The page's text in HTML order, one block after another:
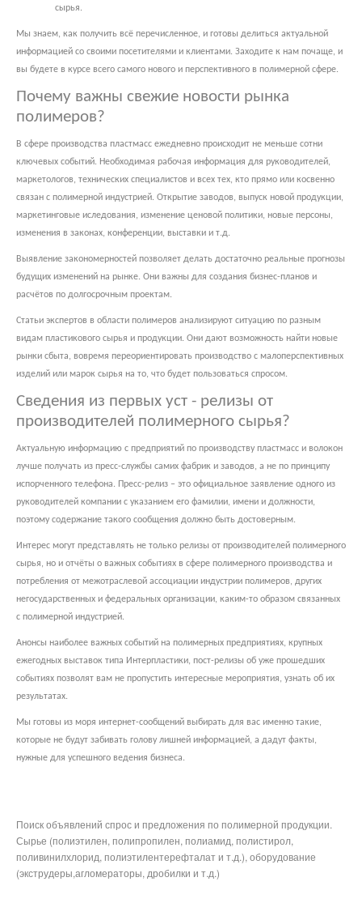
сырья.
Мы знаем, как получить всё перечисленное, и готовы делиться актуальной
информацией со своими посетителями и клиентами. Заходите к нам почаще, и
вы будете в курсе всего самого нового и перспективного в полимерной сфере.
Почему важны свежие новости рынка
полимеров?
В сфере производства пластмасс ежедневно происходит не меньше сотни
ключевых событий. Необходимая рабочая информация для руководителей,
маркетологов, технических специалистов и всех тех, кто прямо или косвенно
связан с полимерной индустрией. Открытие заводов, выпуск новой продукции,
маркетинговые иследования, изменение ценовой политики, новые персоны,
изменения в законах, конференции, выставки и т.д.
Выявление закономерностей позволяет делать достаточно реальные прогнозы
будущих изменений на рынке. Они важны для создания бизнес-планов и
расчётов по долгосрочным проектам.
Статьи экспертов в области полимеров анализируют ситуацию по разным
видам пластикового сырья и продукции. Они дают возможность найти новые
рынки сбыта, вовремя переориентировать производство с малоперспективных
изделий или марок сырья на то, что будет пользоваться спросом.
Сведения из первых уст - релизы от
производителей полимерного сырья?
Актуальную информацию с предприятий по производству пластмасс и волокон
лучше получать из пресс-службы самих фабрик и заводов, а не по принципу
испорченного телефона. Пресс-релиз – это официальное заявление одного из
руководителей компании с указанием его фамилии, имени и должности,
поэтому содержание такого сообщения должно быть достоверным.
Интерес могут представлять не только релизы от производителей полимерного
сырья, но и отчёты о важных событиях в сфере полимерного производства и
потребления от межотраслевой ассоциации индустрии полимеров, других
негосударственных и федеральных организации, каким-то образом связанных
с полимерной индустрией.
Анонсы наиболее важных событий на полимерных предприятиях, крупных
ежегодных выставок типа Интерпластики, пост-релизы об уже прошедших
событиях позволят вам не пропустить интересные мероприятия, узнать об их
результатах.
Мы готовы из моря интернет-сообщений выбирать для вас именно такие,
которые не будут забивать голову лишней информацией, а дадут факты,
нужные для успешного ведения бизнеса.
Поиск объявлений спрос и предложения по полимерной продукции.
Сырье (полиэтилен, полипропилен, полиамид, полистирол,
поливинилхлорид, полиэтилентерефталат и т.д.), оборудование
(экструдеры,агломераторы, дробилки и т.д.)